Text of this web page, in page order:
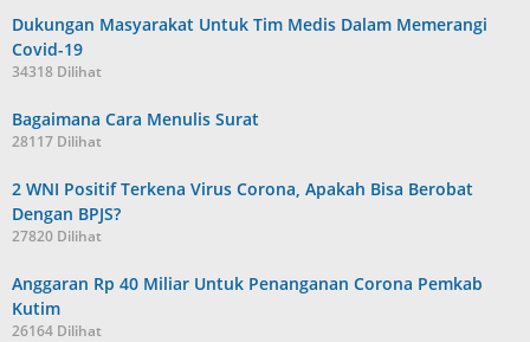
Dukungan Masyarakat Untuk Tim Medis Dalam Memerangi
Covid-19
34318 Dilihat
Bagaimana Cara Menulis Surat
28117 Dilihat
2 WNI Positif Terkena Virus Corona, Apakah Bisa Berobat
Dengan BPJS?
27820 Dilihat
Anggaran Rp 40 Miliar Untuk Penanganan Corona Pemkab
Kutim
26164 Dilihat